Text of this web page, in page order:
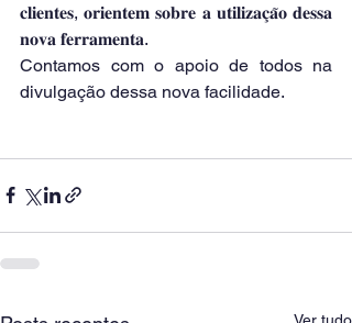
𝐜𝐥𝐢𝐞𝐧𝐭𝐞𝐬, 𝐨𝐫𝐢𝐞𝐧𝐭𝐞𝐦 𝐬𝐨𝐛𝐫𝐞 𝐚 𝐮𝐭𝐢𝐥𝐢𝐳𝐚𝐜̧𝐚̃𝐨 𝐝𝐞𝐬𝐬𝐚
𝐧𝐨𝐯𝐚 𝐟𝐞𝐫𝐫𝐚𝐦𝐞𝐧𝐭𝐚.
Contamos com o apoio de todos na
divulgação dessa nova facilidade.
Ver tudo